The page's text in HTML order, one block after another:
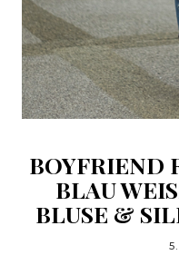
BOYFRIEND
BLAU
LUSE &